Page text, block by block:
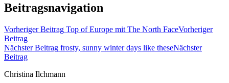
Beitragsnavigation
Vorheriger Beitrag Top of Europe mit The North FaceVorheriger
Beitrag
Nächster Beitrag frosty, sunny winter days like theseNächster
Beitrag
Christina Ilchmann